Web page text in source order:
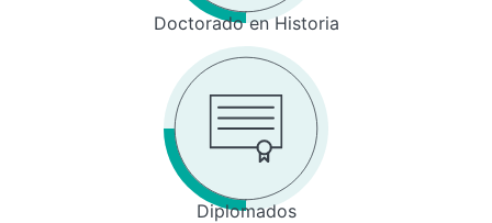
Doctorado en Historia
Diplomados